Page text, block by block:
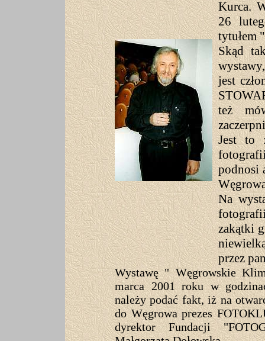
Kurca.
26
tytułem
Skąd
jest
też
Jest to
podnosi
Na
zakątki
przez
Wystawę " Węgrowskie
marca 2001 roku w
należy podać fakt, iż na
do Węgrowa prezes
dyrektor Fundacji